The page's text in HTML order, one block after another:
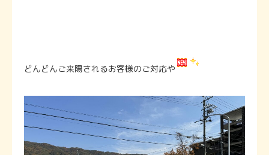
どんどんご来陽されるお客様のご対応や